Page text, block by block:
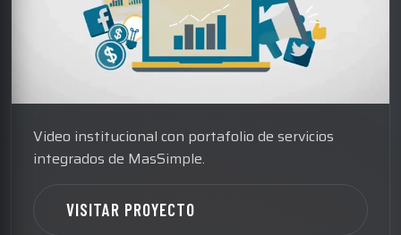
Video institucional con portafolio de servicios
integrados de MasSimple.
VISITAR PROYECTO